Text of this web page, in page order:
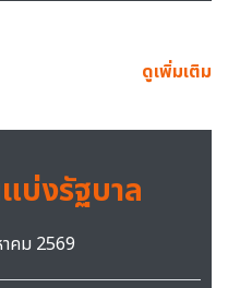
ดูเพิ่มเติม
บ่งรัฐบาล
คม 2569